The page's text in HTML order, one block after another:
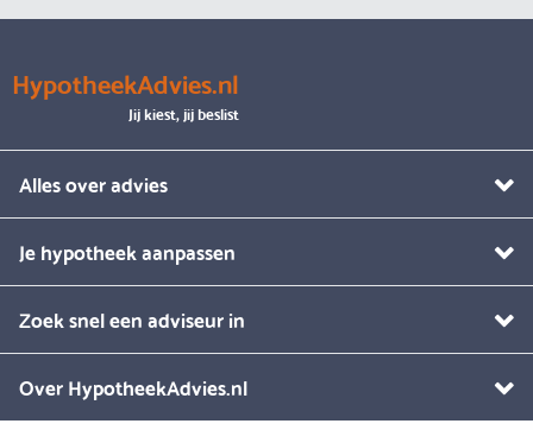
HypotheekAdvies.nl
Jij kiest, jij beslist
Alles over advies
Je hypotheek aanpassen
Zoek snel een adviseur in
Over HypotheekAdvies.nl